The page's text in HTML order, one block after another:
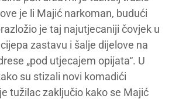
je li Majić narkoman, budući
je taj najutjecaniji čovjek u
zastavu i šalje dijelove na
„pod utjecajem opijata“. U
su stizali novi komadići
tužilac zaključio kako se Majić